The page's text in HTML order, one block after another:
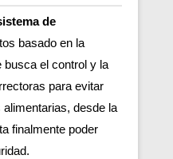
de
basado en la
busca el control y la
para evitar
desde la
finalmente poder